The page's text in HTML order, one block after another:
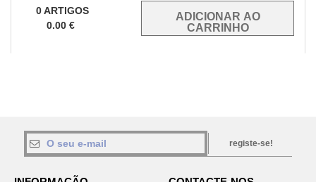
0ARTIGOS
0.00 €
registe-se!